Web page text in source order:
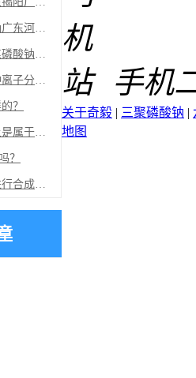
广西新柳三聚磷酸钠广东河源批发商：在许多工业中，新柳三聚磷酸钠作为一款表面活性剂起到画龙点睛的作用，是最重要的助剂
焦磷酸钠厂家小编焦磷酸钠为什么是一款优秀的洗涤剂
六偏磷酸钠属于那种离子分散剂？
？
六偏磷酸钠在工业上是属于哪种类型的分散剂？
？
三聚磷酸钠是如何进行合成的？
手机
关于奇毅 | 三聚磷酸钠 |
地图